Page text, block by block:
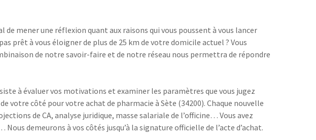
mener une réflexion quant aux raisons qui vous poussent à vous lancer
prêt à vous éloigner de plus de 25 km de votre domicile actuel ? Vous
de notre savoir-faire et de notre réseau nous permettra de répondre
à évaluer vos motivations et examiner les paramètres que vous jugez
votre côté pour votre achat de pharmacie à Sète (34200). Chaque nouvelle
de CA, analyse juridique, masse salariale de l’officine… Vous avez
demeurons à vos côtés jusqu’à la signature officielle de l’acte d’achat.